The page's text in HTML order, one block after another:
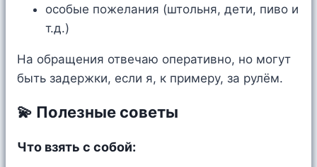
особые пожелания (штольня, дети, пиво и
т.д.)
На обращения отвечаю оперативно, но могут
быть задержки, если я, к примеру, за рулём.
💫 Полезные советы
Что взять с собой: